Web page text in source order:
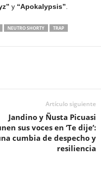
y “Apokalypsis”
NEUTRO SHORTY
TRAP
Artículo siguiente
Jandino y Ñusta Picuasi
sus voces en ‘Te dije’:
cumbia de despecho y
resiliencia